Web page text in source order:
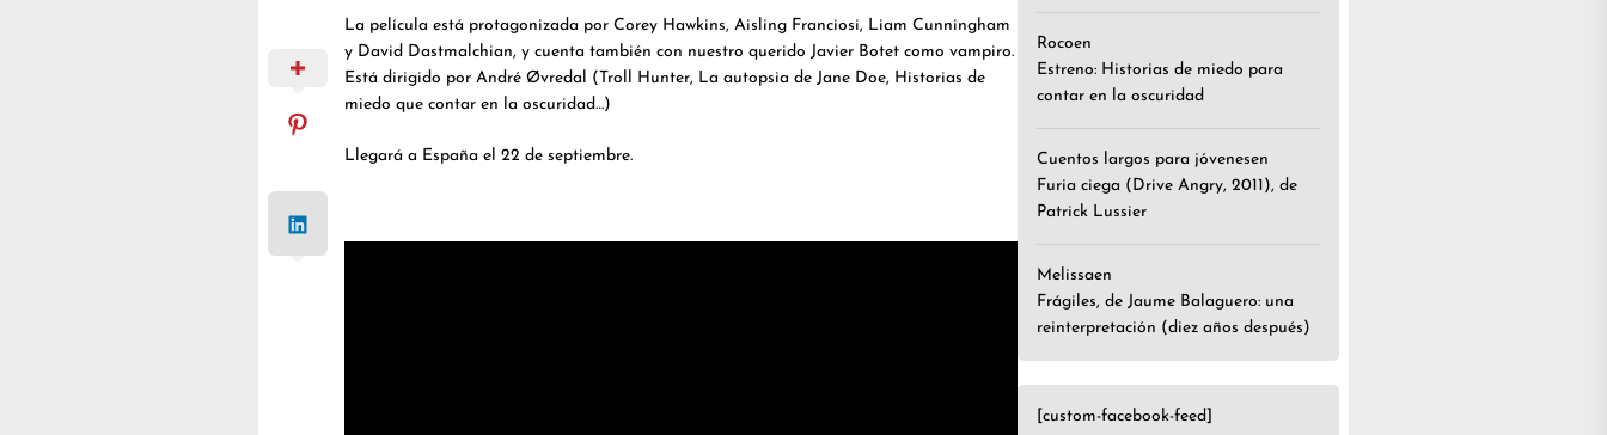
La película está protagonizada por Corey Hawkins, Aisling Franciosi, Liam Cunningham
y David Dastmalchian, y cuenta también con nuestro querido Javier Botet como vampiro.
Está dirigido por André Øvredal (Troll Hunter, La autopsia de Jane Doe, Historias de
miedo que contar en la oscuridad…)
Llegará a España el 22 de septiembre.
Rocoen
Estreno: Historias de miedo para
contar en la oscuridad
Cuentos largos para jóvenesen
Furia ciega (Drive Angry, 2011), de
Patrick Lussier
Melissaen
Frágiles, de Jaume Balaguero: una
reinterpretación (diez años después)
[custom-facebook-feed]